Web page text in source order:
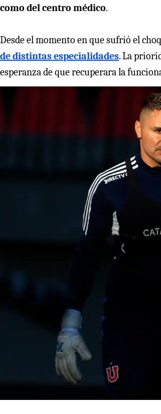
como del centro médico.
Desde el momento en que sufrió el
de distintas especialidades. La
esperanza de que recuperara la